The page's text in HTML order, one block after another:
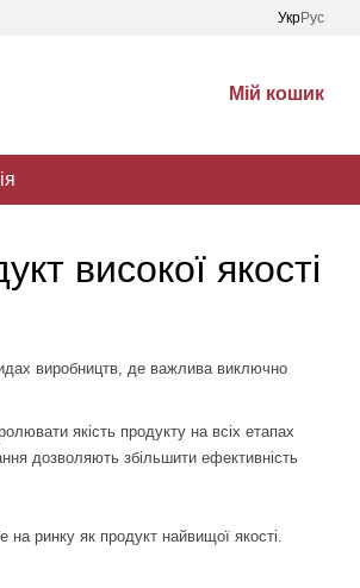
УкрРус
Мій кошик
високої якості
виробництв, де важлива виключно
якість продукту на всіх етапах
дозволяють збільшити ефективність
ринку як продукт найвищої якості.